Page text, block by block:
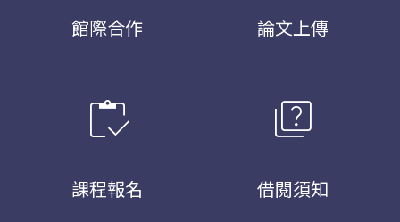
館際合作 論文上傳
inventory
課程報名
quiz
借閱須知